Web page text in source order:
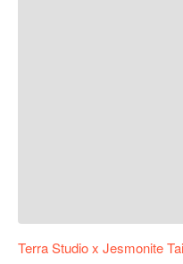
Terra Studio x Jesmonite